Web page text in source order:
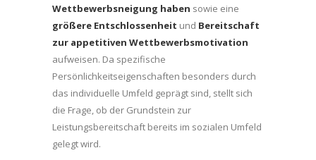
Wettbewerbsneigung haben sowie eine
größere Entschlossenheit und Bereitschaft
zur appetitiven Wettbewerbsmotivation
aufweisen. Da spezifische
Persönlichkeitseigenschaften besonders durch
das individuelle Umfeld geprägt sind, stellt sich
die Frage, ob der Grundstein zur
Leistungsbereitschaft bereits im sozialen Umfeld
gelegt wird.